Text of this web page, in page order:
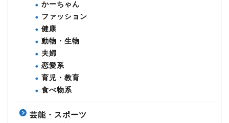
かーちゃん
ファッション
健康
動物・生物
夫婦
恋愛系
育児・教育
食べ物系
芸能・スポーツ